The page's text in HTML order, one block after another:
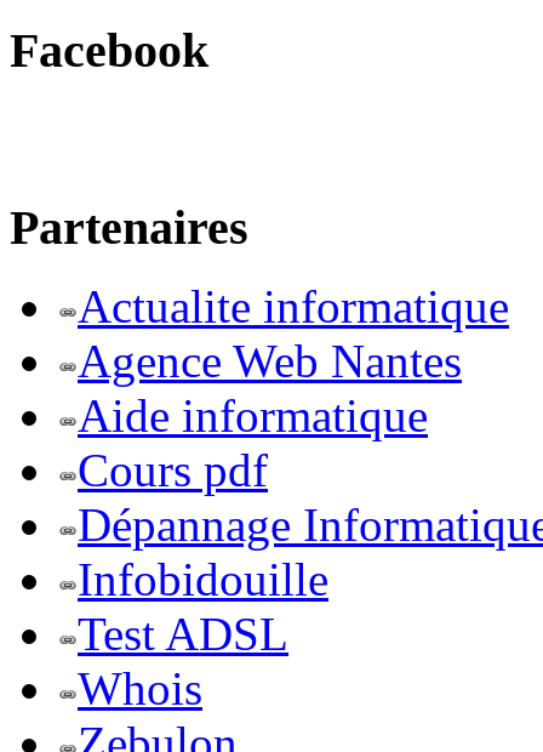
Facebook
Partenaires
Actualite informatique
Agence Web Nantes
Aide informatique
Cours pdf
Dépannage
Infobidouille
Test ADSL
Whois